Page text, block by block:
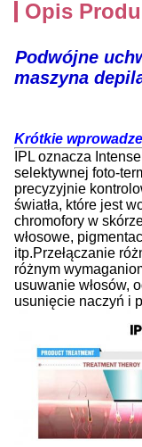
Opis
Podwójne
maszyna
Krótkie
IPL oznacza
selektywnej foto-
precyzyjnie
światła, które jest
chromofory w
włosowe,
itp.Przełączanie
różnym
usuwanie włosów,
usunięcie naczyń i